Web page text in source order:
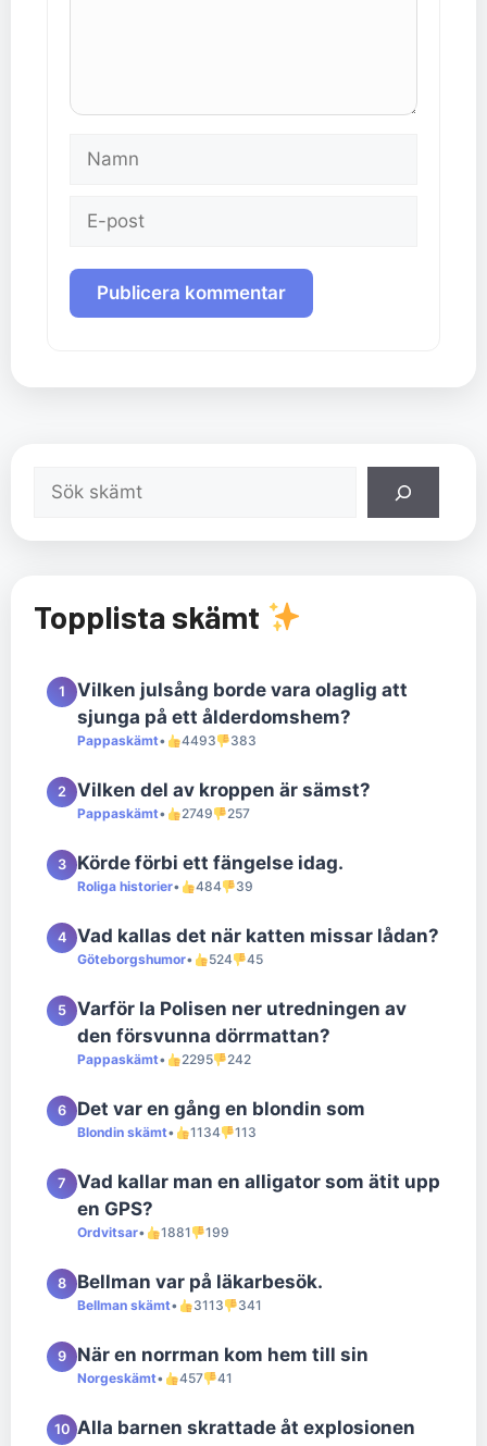
Namn
Sök
Topplista skämt
1
Vilken julsång borde vara olaglig att
sjunga på ett ålderdomshem?
Pappaskämt• 4493 383
2 Vilken del av kroppen är sämst?
Pappaskämt• 2749 257
3 Körde förbi ett fängelse idag.
Roliga historier• 484 39
4 Vad kallas det när katten missar lådan?
Göteborgshumor• 524 45
5
Varför la Polisen ner utredningen av
den försvunna dörrmattan?
Pappaskämt• 2295 242
6 Det var en gång en blondin som
Blondin skämt• 1134 113
7
Vad kallar man en alligator som ätit upp
en GPS?
Ordvitsar• 1881 199
8 Bellman var på läkarbesök.
Bellman skämt• 3113 341
9 När en norrman kom hem till sin
Norgeskämt• 457 41
10 Alla barnen skrattade åt explosionen